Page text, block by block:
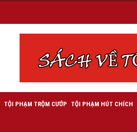
TỘI PHẠM TRỘM CƯỚP TỘI PHẠM HÚT CHÍCH